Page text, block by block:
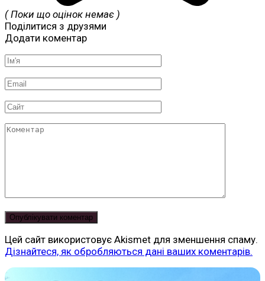
( Поки що оцінок немає )
Поділитися з друзями
Додати коментар
Ім'я
*
Email
*
Сайт
Коментар
Цей сайт використовує Akismet для зменшення спаму.
Дізнайтеся, як обробляються дані ваших коментарів.